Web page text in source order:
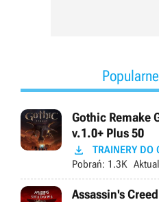
Gothic Remake
v.1.0+ Plus 50
 TRAINERY DO
Pobrań: 1.3K
Assassin's